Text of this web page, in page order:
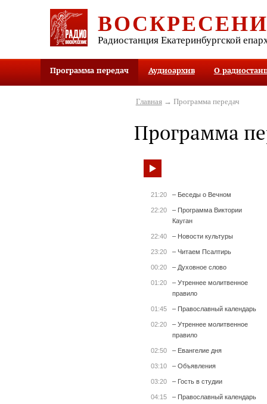
Радиостанция Екатеринбургской
Программа передач Аудиоархив О
Главная→ Программа передач
Программа
21:20 – Беседы о Вечном
22:20
– Программа Виктории
Кауган
22:40 – Новости культуры
23:20 – Читаем Псалтирь
00:20 – Духовное слово
01:20
– Утреннее молитвенное
правило
01:45 – Православный календарь
02:20
– Утреннее молитвенное
правило
02:50 – Евангелие дня
03:10 – Объявления
03:20 – Гость в студии
04:15
– Православный календарь